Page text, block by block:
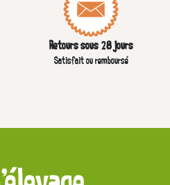
Retours sous 28 jours
Satisfait ou remboursé